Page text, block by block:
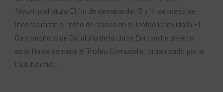
favorito al título El fin de semana del 13 y 14 de mayo se
incorporarán el resto de clases en el Trofeo Cornudella El
Campeonato de Cataluña de la clase Europe ha abierto
este fin de semana el Trofeo Cornudella, organizado por el
Club Nàutic...